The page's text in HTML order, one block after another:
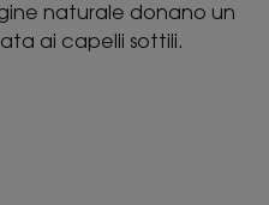
naturale donano un
ai capelli sottili.